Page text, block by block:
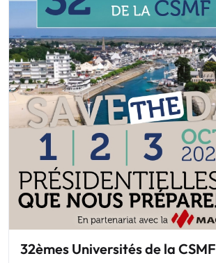
32èmes Universités de la CSMF